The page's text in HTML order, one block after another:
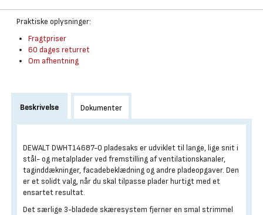
Praktiske oplysninger:
Fragtpriser
60 dages returret
Om afhentning
Beskrivelse Dokumenter
DEWALT DWHT14687-0 pladesaks er udviklet til lange, lige snit i
stål- og metalplader ved fremstilling af ventilationskanaler,
taginddækninger, facadebeklædning og andre pladeopgaver. Den
er et solidt valg, når du skal tilpasse plader hurtigt med et
ensartet resultat.
Det særlige 3-bladede skæresystem fjerner en smal strimmel